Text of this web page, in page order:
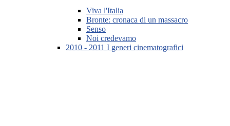
Viva l'Italia
Bronte: cronaca di un massacro
Senso
Noi credevamo
2010 - 2011 I generi cinematografici